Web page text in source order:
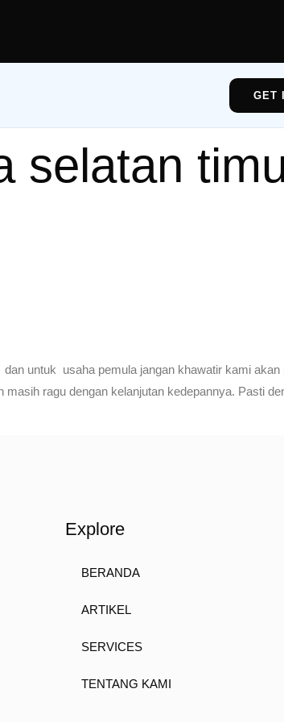
GET
selatan
untuk usaha pemula jangan khawatir kami
ragu dengan kelanjutan kedepannya. Pasti
Explore
BERANDA
ARTIKEL
SERVICES
TENTANG KAMI